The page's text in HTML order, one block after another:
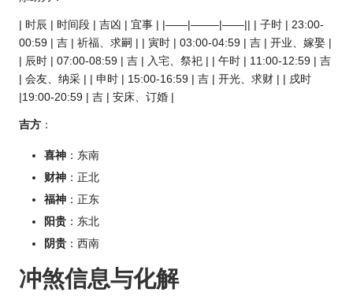
| 时辰 | 时间段 | 吉凶 | 宜事 | |——|——–|——|| | 子时 | 23:00-
00:59 | 吉 | 祈福、求嗣 | | 寅时 | 03:00-04:59 | 吉 | 开业、嫁娶 |
| 辰时 | 07:00-08:59 | 吉 | 入宅、祭祀 | | 午时 | 11:00-12:59 | 吉
| 会友、纳采 | | 申时 | 15:00-16:59 | 吉 | 开光、求财 | | 戌时
|19:00-20:59 | 吉 | 安床、订婚 |
吉方 ：
喜神 ：东南
财神 ：正北
福神 ：正东
阳贵 ：东北
阴贵 ：西南
冲煞信息与化解